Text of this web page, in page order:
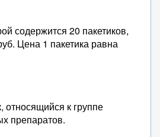
содержится 20 пакетиков,
Цена 1 пакетика равна
относящийся к группе
препаратов.